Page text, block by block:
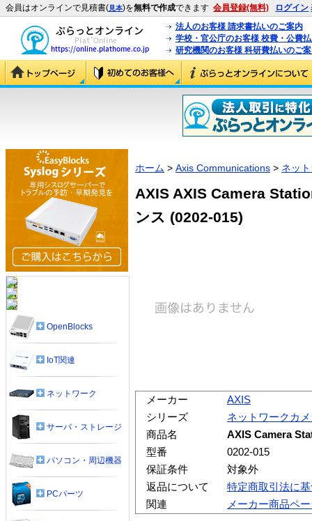
会員はオンラインで見積書(見本)を無料で作成できます 会員登録(無料) ログイン
法人のお客様 請求書払いのご案内
学校・官公庁のお客様 校費・公費
研究機関のお客様 科研費払いのご
ホーム > Axis Communications > ネッ
AXIS AXIS Camera
ンス (0202-015)
メーカー
AXIS
シリーズ
ネットワークカ
商品名
AXIS Camera
型番
0202-015
保証条件
対象外
返品について
特定商取引法に
関連
メーカー商品ペ
OpenBlocks
IoT関連
ネットワーク
サーバ・ストレージ
パソコン・周辺機器
PCパーツ